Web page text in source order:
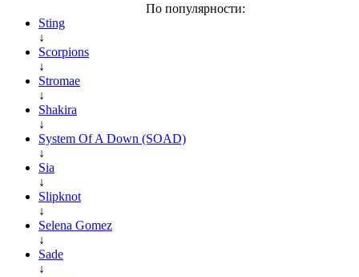
По популярности:
Sting
↓
Scorpions
↓
Stromae
↓
Shakira
↓
System Of A Down (SOAD)
↓
Sia
↓
Slipknot
↓
Selena Gomez
↓
Sade
↓